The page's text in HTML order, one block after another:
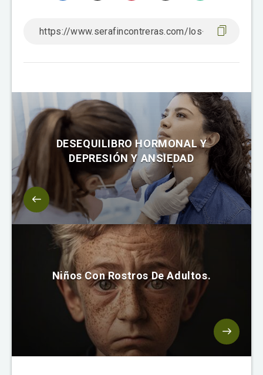
DESEQUILIBRO HORMONAL Y
DEPRESIÓN Y ANSIEDAD
Niños Con Rostros De Adultos.